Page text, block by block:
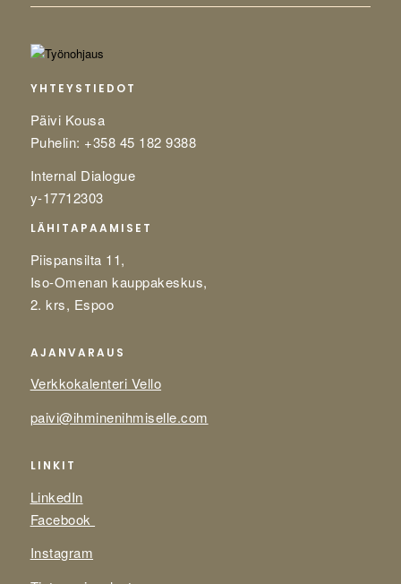
YHTEYSTIEDOT
Päivi Kousa
Puhelin: +358 45 182 9388
Internal Dialogue
y-17712303
LÄHITAPAAMISET
Piispansilta 11,
Iso-Omenan kauppakeskus,
2. krs, Espoo
AJANVARAUS
Verkkokalenteri Vello
paivi@ihminenihmiselle.com
LINKIT
LinkedIn
Facebook
Instagram